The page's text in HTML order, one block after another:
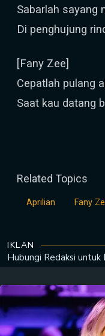
Sabarlah sayang
Di penghujung
[Fany Zee]
Cepatlah pulang
Saat kau datang
Related Topics
Aprilian Fany
IKLAN
Hubungi Redaksi untuk